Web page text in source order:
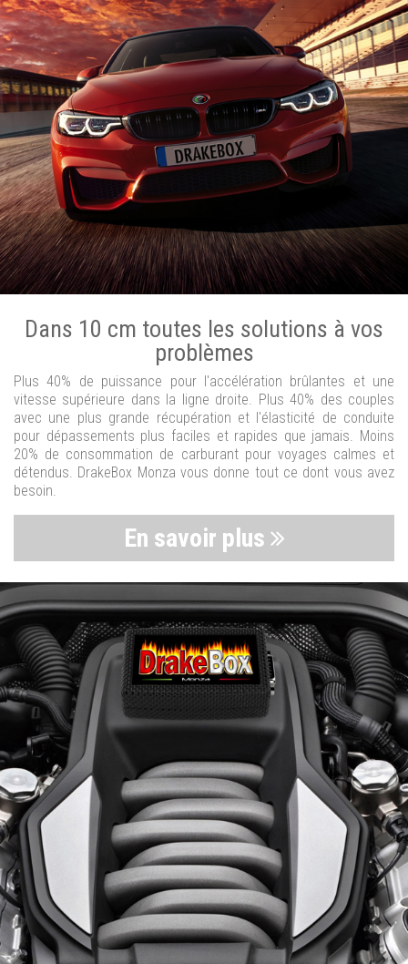
Dans 10 cm toutes les solutions à vos
problèmes
Plus 40% de puissance pour l'accélération brûlantes et une
vitesse supérieure dans la ligne droite. Plus 40% des couples
avec une plus grande récupération et l'élasticité de conduite
pour dépassements plus faciles et rapides que jamais. Moins
20% de consommation de carburant pour voyages calmes et
détendus. DrakeBox Monza vous donne tout ce dont vous avez
besoin.
En savoir plus